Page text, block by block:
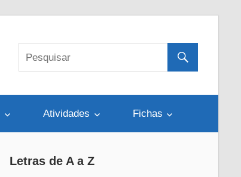
Atividades Fichas
Letras de A a Z